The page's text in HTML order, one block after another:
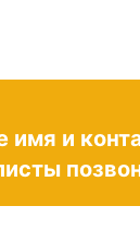
имя и